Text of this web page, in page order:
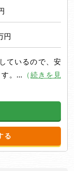
円
ているので、安
。... （続きを見
る